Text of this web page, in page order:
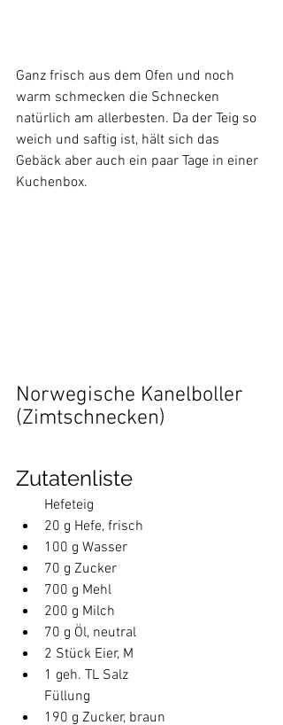
Ganz frisch aus dem Ofen und noch
warm schmecken die Schnecken
natürlich am allerbesten. Da der Teig so
weich und saftig ist, hält sich das
Gebäck aber auch ein paar Tage in einer
Kuchenbox.
Norwegische Kanelboller
(Zimtschnecken)
Zutatenliste
        Hefeteig
20 g Hefe, frisch
100 g Wasser
70 g Zucker
700 g Mehl
200 g Milch
70 g Öl, neutral
2 Stück Eier, M
1 geh. TL Salz
        Füllung
190 g Zucker, braun